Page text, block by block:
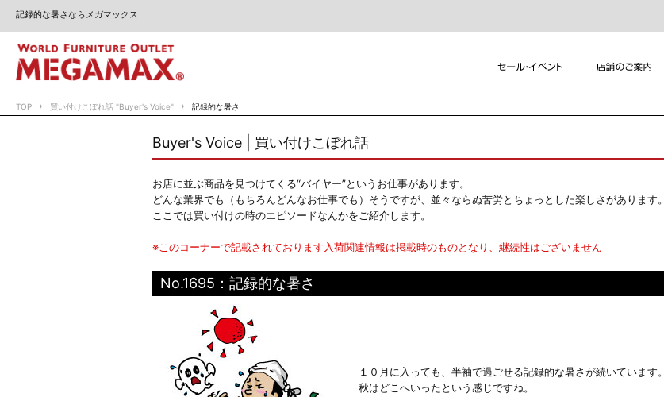
記録的な暑さならメガマックス
TOP 買い付けこぼれ話 "Buyer's Voice" 記録的な暑さ
Buyer's Voice | 買い付けこぼれ話
お店に並ぶ商品を見つけてくる“バイヤー”というお仕事があります。
どんな業界でも（もちろんどんなお仕事でも）そうですが、並々ならぬ苦労とちょっとした楽しさがあります。
ここでは買い付けの時のエピソードなんかをご紹介します。
※このコーナーで記載されております入荷関連情報は掲載時のものとなり、継続性はございません
No.1695：記録的な暑さ
１０月に入っても、半袖で過ごせる記録的な暑さが続いています。
秋はどこへいったという感じですね。